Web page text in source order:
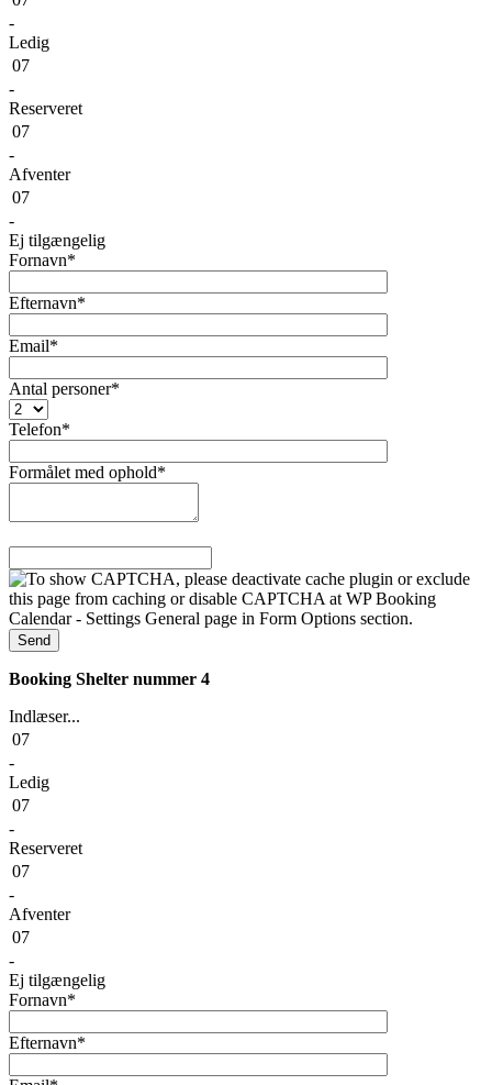
-
Ledig
07
-
Reserveret
07
-
Afventer
07
-
Ej tilgængelig
Fornavn*
Efternavn*
Email*
Antal personer*
Telefon*
Formålet med ophold*
Booking Shelter nummer 4
Indlæser...
07
-
Ledig
07
-
Reserveret
07
-
Afventer
07
-
Ej tilgængelig
Fornavn*
Efternavn*